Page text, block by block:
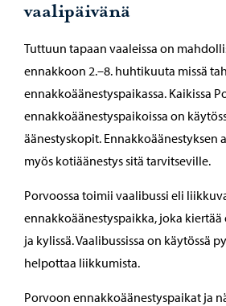
vaalipäivänä
Tuttuun tapaan vaaleissa on
ennakkoon 2.–8. huhtikuuta missä
ennakkoäänestyspaikassa. Kaikissa
ennakkoäänestyspaikoissa on
äänestyskopit. Ennakkoäänestyksen
myös kotiäänestys sitä tarvitseville.
Porvoossa toimii vaalibussi eli
ennakkoäänestyspaikka, joka kiertää
ja kylissä. Vaalibussissa on käytössä
helpottaa liikkumista.
Porvoon ennakkoäänestyspaikat ja